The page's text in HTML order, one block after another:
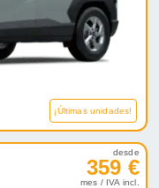
¡Últimas unidades!
desde
359 €
mes / IVA incl.